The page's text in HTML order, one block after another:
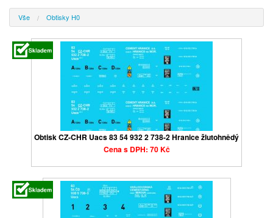
Vše Obtisky H0
Obtisk CZ-CHR Uacs 83 54 932 2 738-2 Hranice žlutohnědý
Cena s DPH: 70 Kč